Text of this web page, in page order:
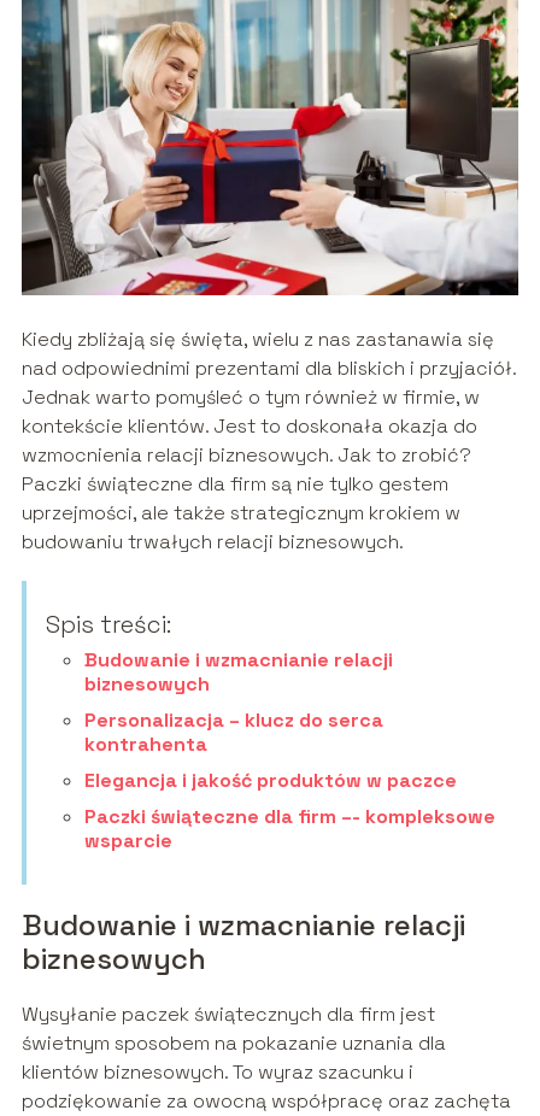
Kiedy zbliżają się święta, wielu z nas zastanawia się
nad odpowiednimi prezentami dla bliskich i przyjaciół.
Jednak warto pomyśleć o tym również w firmie, w
kontekście klientów. Jest to doskonała okazja do
wzmocnienia relacji biznesowych. Jak to zrobić?
Paczki świąteczne dla firm są nie tylko gestem
uprzejmości, ale także strategicznym krokiem w
budowaniu trwałych relacji biznesowych.
Spis treści:
Budowanie i wzmacnianie relacji
biznesowych
Personalizacja – klucz do serca
kontrahenta
Elegancja i jakość produktów w paczce
Paczki świąteczne dla firm –- kompleksowe
wsparcie
Budowanie i wzmacnianie relacji
biznesowych
Wysyłanie paczek świątecznych dla firm jest
świetnym sposobem na pokazanie uznania dla
klientów biznesowych. To wyraz szacunku i
podziękowanie za owocną współpracę oraz zachęta